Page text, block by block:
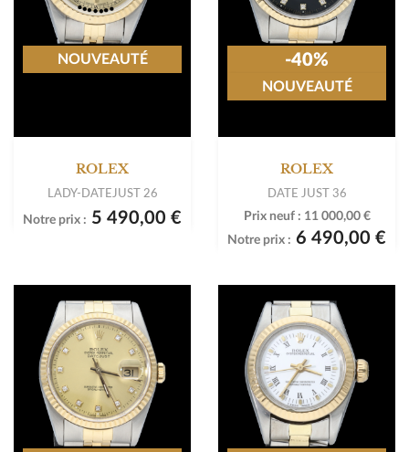
ROLEX
LADY-DATEJUST 26
Notre prix : 5 490,00 €
NOUVEAUTÉ
ROLEX
DATE JUST 36
Prix neuf : 11 000,00 €
Notre prix : 6 490,00 €
-40%
NOUVEAUTÉ